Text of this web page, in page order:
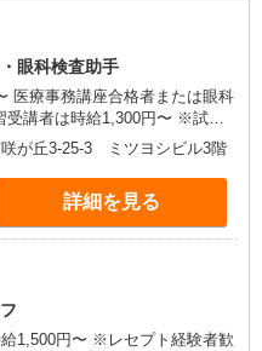
眼科検査助手
医療事務講座合格者または眼科
受講者は時給1,300円〜 ※試用
験・能力により優遇
が丘3-25-3 ミツヨシビル3階
詳細を見る
給1,500円〜 ※レセプト経験者歓